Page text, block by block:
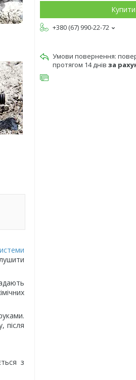
після
з
Купити
+380 (67) 990-22-72
протягом 14 днів за